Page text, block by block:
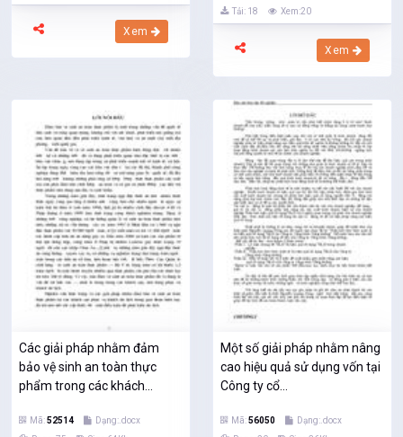
Xem
Tải: 18
Xem:20
Xem
Các giải pháp nhằm đảm
bảo vệ sinh an toàn thực
phẩm trong các khách...
Mã:52514
Dạng:.docx
Một số giải pháp nhằm nâng
cao hiệu quả sử dụng vốn tại
Công ty cổ...
Mã:56050
Dạng:.docx